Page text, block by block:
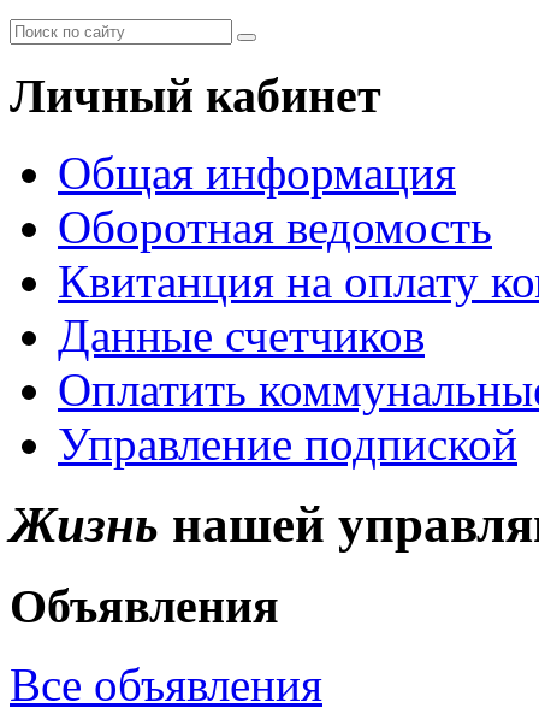
Личный кабинет
Общая информация
Оборотная ведомость
Квитанция на оплату
Данные счетчиков
Оплатить
Управление подпиской
Жизнь нашей
Объявления
Все объявления